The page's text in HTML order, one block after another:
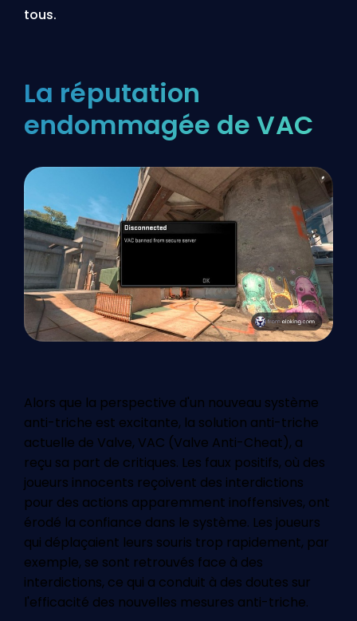
tous.
La réputation
endommagée de VAC
Alors que la perspective d'un nouveau système
anti-triche est excitante, la solution anti-triche
actuelle de Valve, VAC (Valve Anti-Cheat), a
reçu sa part de critiques. Les faux positifs, où des
joueurs innocents reçoivent des interdictions
pour des actions apparemment inoffensives, ont
érodé la confiance dans le système. Les joueurs
qui déplaçaient leurs souris trop rapidement, par
exemple, se sont retrouvés face à des
interdictions, ce qui a conduit à des doutes sur
l'efficacité des nouvelles mesures anti-triche.